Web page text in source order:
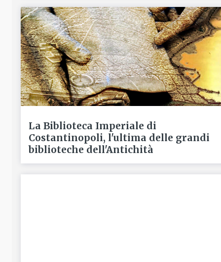
La Biblioteca Imperiale di
Costantinopoli, l'ultima delle grandi
biblioteche dell'Antichità